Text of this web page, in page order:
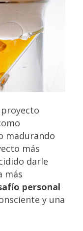
proyecto
madurando
más
darle
más
personal
y una